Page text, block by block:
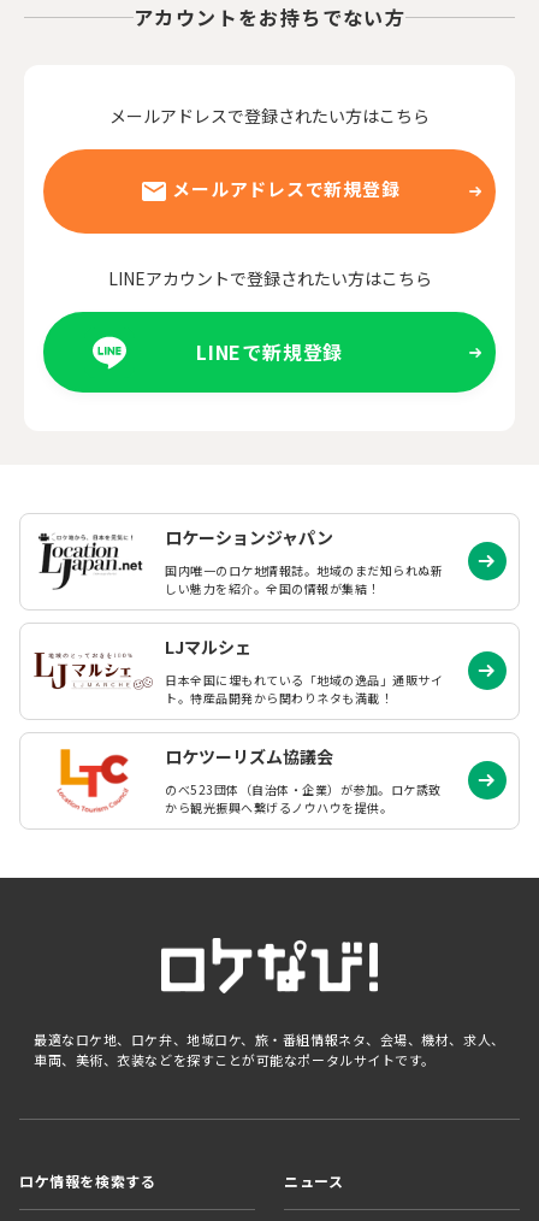
アカウントをお持ちでない方
メールアドレスで登録されたい方はこちら
メールアドレスで新規登録
LINEアカウントで登録されたい方はこちら
LINEで新規登録
ロケーションジャパン
国内唯一のロケ地情報誌。地域のまだ知られぬ新
しい魅力を紹介。全国の情報が集結！
LJマルシェ
日本全国に埋もれている「地域の逸品」通販サイ
ト。特産品開発から関わりネタも満載！
ロケツーリズム協議会
のべ523団体（自治体・企業）が参加。ロケ誘致
から観光振興へ繋げるノウハウを提供。
最適なロケ地、ロケ弁、地域ロケ、旅・番組情報ネタ、会場、機材、求人、
車両、美術、衣装などを探すことが可能なポータルサイトです。
ロケ情報を検索する ニュース